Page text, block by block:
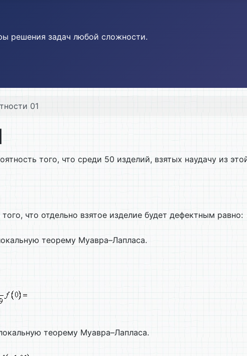
решения задач любой сложности.
01
того, что среди 50 изделий, взятых наудачу из
что отдельно взятое изделие будет дефектным равно:
теорему Муавра–Лапласа.
теорему Муавра–Лапласа.